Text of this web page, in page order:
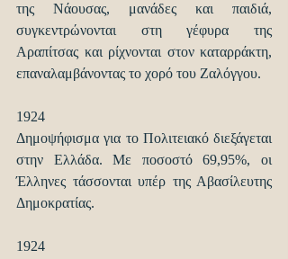
της Νάουσας, μανάδες και παιδιά,
συγκεντρώνονται στη γέφυρα της
Αραπίτσας και ρίχνονται στον καταρράκτη,
επαναλαμβάνοντας το χορό του Ζαλόγγου.
1924
Δημοψήφισμα για το Πολιτειακό διεξάγεται
στην Ελλάδα. Με ποσοστό 69,95%, οι
Έλληνες τάσσονται υπέρ της Αβασίλευτης
Δημοκρατίας.
1924